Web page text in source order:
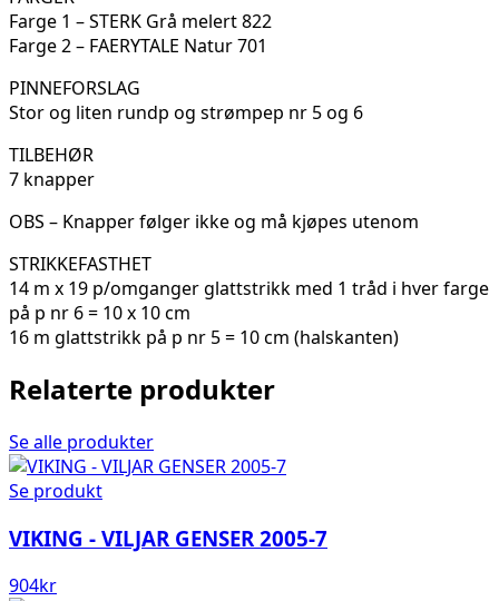
Farge 1 – STERK Grå melert 822
Farge 2 – FAERYTALE Natur 701
PINNEFORSLAG
Stor og liten rundp og strømpep nr 5 og 6
TILBEHØR
7 knapper
OBS – Knapper følger ikke og må kjøpes utenom
STRIKKEFASTHET
14 m x 19 p/omganger glattstrikk med 1 tråd i hver farge
på p nr 6 = 10 x 10 cm
16 m glattstrikk på p nr 5 = 10 cm (halskanten)
Relaterte produkter
Se alle produkter
Se produkt
VIKING - VILJAR GENSER 2005-7
904kr